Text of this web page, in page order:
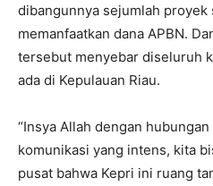
dibangunnya sejumlah proyek
memanfaatkan dana APBN.
tersebut menyebar diseluruh
ada di Kepulauan Riau.
“Insya Allah dengan
komunikasi yang intens, kita
pusat bahwa Kepri ini ruang